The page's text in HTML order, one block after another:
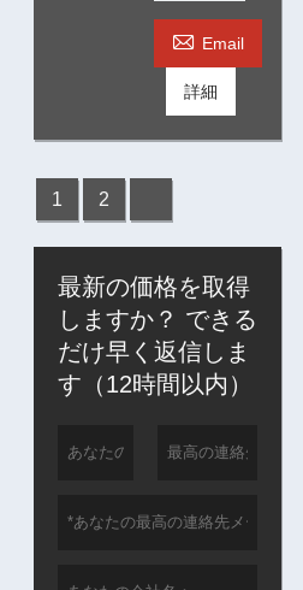
 Email
詳細
1 2
最新の価格を取得
しますか？ できる
だけ早く返信しま
す（12時間以内）